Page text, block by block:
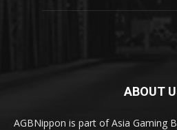
ABOUT
AGBNippon is part of Asia Gaming